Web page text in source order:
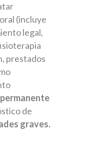
(incluye
legal,
prestados
de
graves.